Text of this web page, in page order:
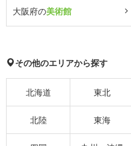
大阪府の美術館
その他のエリアから探す
北海道 東北
北陸 東海